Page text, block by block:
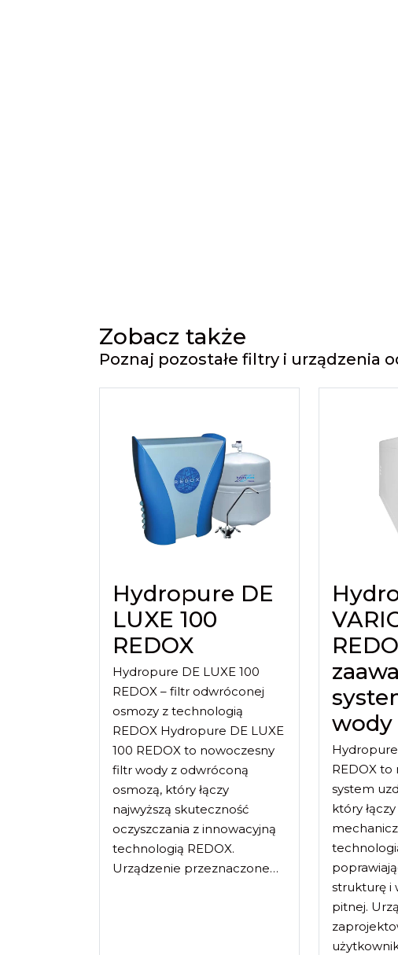
Zobacz także
Poznaj pozostałe filtry i urządzenia
Hydropure DE
LUXE 100
REDOX
Hydropure DE LUXE 100
REDOX – filtr odwróconej
osmozy z technologią
REDOX Hydropure DE LUXE
100 REDOX to nowoczesny
filtr wody z odwróconą
osmozą, który łączy
najwyższą skuteczność
oczyszczania z innowacyjną
technologią REDOX.
Urządzenie przeznaczone…
wody
Hydropure
REDOX to
system
który
strukturę i
pitnej.